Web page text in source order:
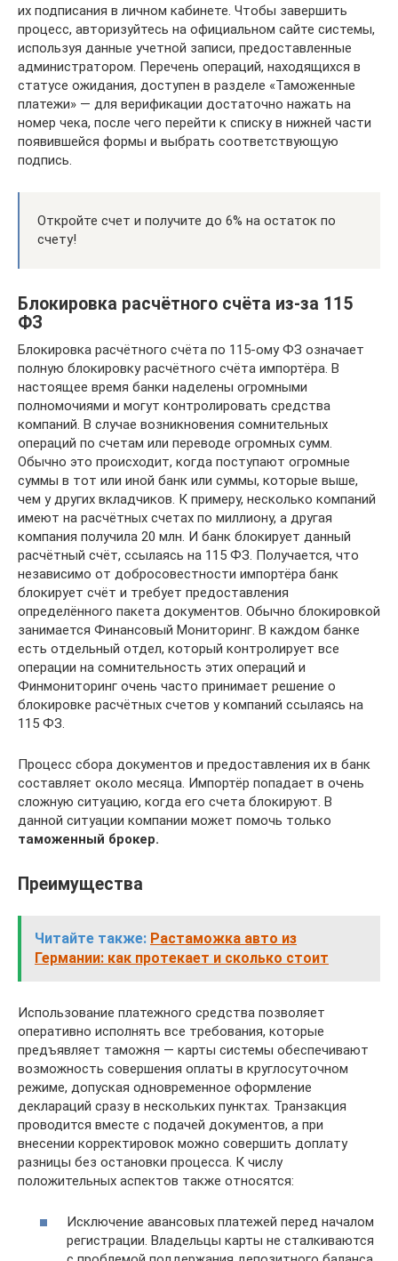
их подписания в личном кабинете. Чтобы завершить
процесс, авторизуйтесь на официальном сайте системы,
используя данные учетной записи, предоставленные
администратором. Перечень операций, находящихся в
статусе ожидания, доступен в разделе «Таможенные
платежи» — для верификации достаточно нажать на
номер чека, после чего перейти к списку в нижней части
появившейся формы и выбрать соответствующую
подпись.
Откройте счет и получите до 6% на остаток по
счету!
Блокировка расчётного счёта из-за 115
ФЗ
Блокировка расчётного счёта по 115-ому ФЗ означает
полную блокировку расчётного счёта импортёра. В
настоящее время банки наделены огромными
полномочиями и могут контролировать средства
компаний. В случае возникновения сомнительных
операций по счетам или переводе огромных сумм.
Обычно это происходит, когда поступают огромные
суммы в тот или иной банк или суммы, которые выше,
чем у других вкладчиков. К примеру, несколько компаний
имеют на расчётных счетах по миллиону, а другая
компания получила 20 млн. И банк блокирует данный
расчётный счёт, ссылаясь на 115 ФЗ. Получается, что
независимо от добросовестности импортёра банк
блокирует счёт и требует предоставления
определённого пакета документов. Обычно блокировкой
занимается Финансовый Мониторинг. В каждом банке
есть отдельный отдел, который контролирует все
операции на сомнительность этих операций и
Финмониторинг очень часто принимает решение о
блокировке расчётных счетов у компаний ссылаясь на
115 ФЗ.
Процесс сбора документов и предоставления их в банк
составляет около месяца. Импортёр попадает в очень
сложную ситуацию, когда его счета блокируют. В
данной ситуации компании может помочь только
таможенный брокер.
Преимущества
Читайте также: Растаможка авто из
Германии: как протекает и сколько стоит
Использование платежного средства позволяет
оперативно исполнять все требования, которые
предъявляет таможня — карты системы обеспечивают
возможность совершения оплаты в круглосуточном
режиме, допуская одновременное оформление
деклараций сразу в нескольких пунктах. Транзакция
проводится вместе с подачей документов, а при
внесении корректировок можно совершить доплату
разницы без остановки процесса. К числу
положительных аспектов также относятся:
Исключение авансовых платежей перед началом
регистрации. Владельцы карты не сталкиваются